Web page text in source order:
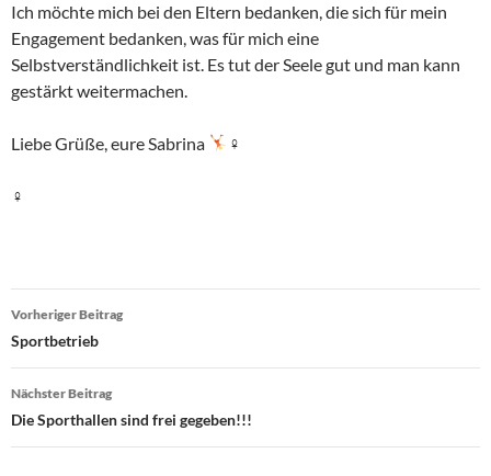
Ich möchte mich bei den Eltern bedanken, die sich für mein
Engagement bedanken, was für mich eine
Selbstverständlichkeit ist. Es tut der Seele gut und man kann
gestärkt weitermachen.
Liebe Grüße, eure Sabrina ♀
♀
Beitragsnavigation
Vorheriger Beitrag
Sportbetrieb
Nächster Beitrag
Die Sporthallen sind frei gegeben!!!